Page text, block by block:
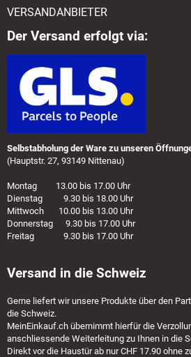
VERSANDANBIETER
Der Versand erfolgt via:
Selbstabholung der Ware zu unseren
(Hauptstr. 27, 93149 Nittenau)
Montag 13.00 bis 17.00 Uhr
Dienstag 9.30 bis 18.00 Uhr
Mittwoch 10.00 bis 13.00 Uhr
Donnerstag 9.30 bis 17.00 Uhr
Freitag 9.30 bis 17.00 Uhr
Versand in die Schweiz
Gerne liefert wir unsere Produkte über den
die Schweiz.
MeinEinkauf.ch übernimmt hierfür die
anschliessende Weiterleitung zu Ihnen in die
Direkt vor die Haustür ab nur CHF 17.90 ohne